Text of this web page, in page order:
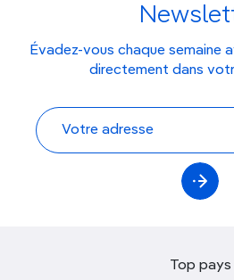
Évadez-vous chaque semaine
directement dans
Top pays